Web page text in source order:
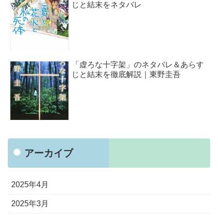
じと結末をネタバレ
「虚ろな十字架」のネタバレ＆あらす
じと結末を徹底解説｜東野圭吾
アーカイブ
2025年4月
2025年3月